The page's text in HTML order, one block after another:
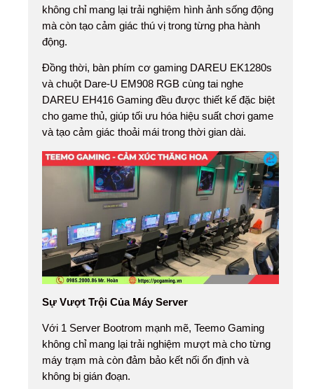
không chỉ mang lại trải nghiệm hình ảnh sống động
mà còn tạo cảm giác thú vị trong từng pha hành
động.
Đồng thời, bàn phím cơ gaming DAREU EK1280s
và chuột Dare-U EM908 RGB cùng tai nghe
DAREU EH416 Gaming đều được thiết kế đặc biệt
cho game thủ, giúp tối ưu hóa hiệu suất chơi game
và tạo cảm giác thoải mái trong thời gian dài.
Sự Vượt Trội Của Máy Server
Với 1 Server Bootrom mạnh mẽ, Teemo Gaming
không chỉ mang lại trải nghiệm mượt mà cho từng
máy trạm mà còn đảm bảo kết nối ổn định và
không bị gián đoạn.